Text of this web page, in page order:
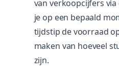
van verkoopcijfers
je op een bepaald
tijdstip de voorraad
maken van hoeveel
zijn.